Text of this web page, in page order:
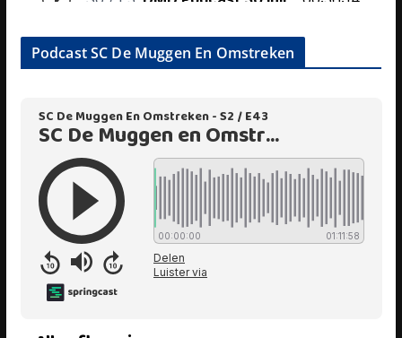
Podcast SC De Muggen En Omstreken